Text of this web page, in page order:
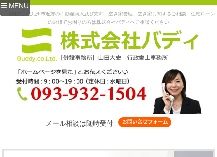
MENU
福岡県、北九州市近郊の不動産購入及び売却、空き家管理、空き家に関するご相談、住宅ローン
の返済でお困りの方は株式会社バディへご相談ください。
メール相談は随時受付